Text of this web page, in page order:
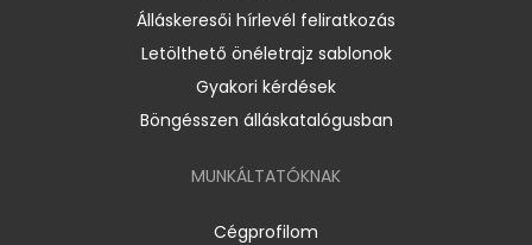
Álláskeresői hírlevél feliratkozás
Letölthető önéletrajz sablonok
Gyakori kérdések
Böngésszen álláskatalógusban
MUNKÁLTATÓKNAK
Cégprofilom